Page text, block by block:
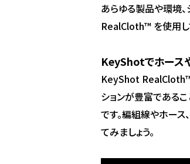
あらゆる製品や環境
RealCloth™ を使用し
KeyShotでホース
KeyShot RealCloth™
ションが豊富である
です。編組線やホー
てみましょう。